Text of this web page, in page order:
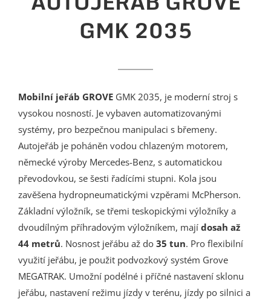
GMK 2035
Mobilní jeřáb GROVEGMK 2035, je moderní stroj s
vysokou nosností. Je vybaven automatizovanými
systémy, pro bezpečnou manipulaci s břemeny.
Autojeřáb je poháněn vodou chlazeným motorem,
německé výroby Mercedes-Benz, s automatickou
převodovkou, se šesti řadícími stupni. Kola jsou
zavěšena hydropneumatickými vzpěrami McPherson.
Základní výložník, se třemi teskopickými výložníky a
dvoudílným příhradovým výložníkem, mají dosah až
44 metrů. Nosnost jeřábu až do 35 tun. Pro flexibilní
využití jeřábu, je použit podvozkový systém Grove
MEGATRAK. Umožní podélné i příčné nastavení sklonu
jeřábu, nastavení režimu jízdy v terénu, jízdy po silnici a